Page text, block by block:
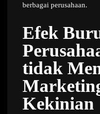
berbagai perusahaan.
Efek
tidak
Kekinian